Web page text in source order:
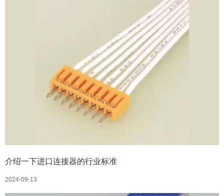
介绍一下进口连接器的行业标准
2024-09-13